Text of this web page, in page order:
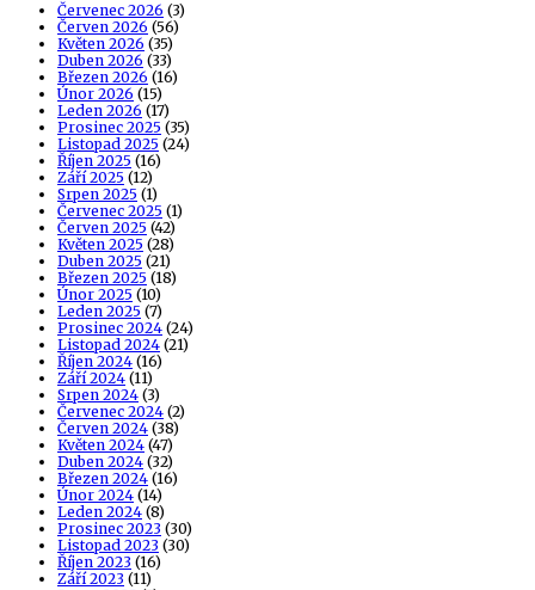
Červenec 2026 (3)
Červen 2026 (56)
Květen 2026 (35)
Duben 2026 (33)
Březen 2026 (16)
Únor 2026 (15)
Leden 2026 (17)
Prosinec 2025 (35)
Listopad 2025 (24)
Říjen 2025 (16)
Září 2025 (12)
Srpen 2025 (1)
Červenec 2025 (1)
Červen 2025 (42)
Květen 2025 (28)
Duben 2025 (21)
Březen 2025 (18)
Únor 2025 (10)
Leden 2025 (7)
Prosinec 2024 (24)
Listopad 2024 (21)
Říjen 2024 (16)
Září 2024 (11)
Srpen 2024 (3)
Červenec 2024 (2)
Červen 2024 (38)
Květen 2024 (47)
Duben 2024 (32)
Březen 2024 (16)
Únor 2024 (14)
Leden 2024 (8)
Prosinec 2023 (30)
Listopad 2023 (30)
Říjen 2023 (16)
Září 2023 (11)